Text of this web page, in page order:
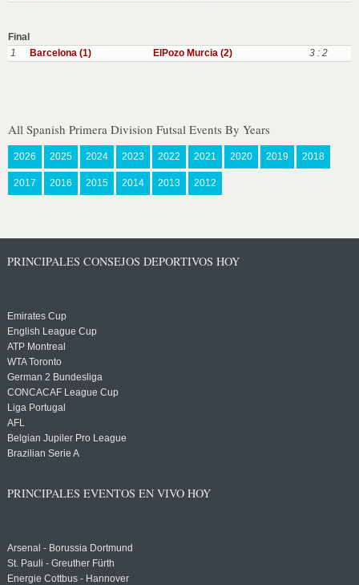
Final
1
Barcelona (1) ElPozo Murcia (2) 3 : 2
All Spanish Primera Division Futsal Events By Years
2026 2025 2024 2023 2022 2021 2020 2019 2018
2017 2016 2015 2014 2013 2012
PRINCIPALES CONSEJOS DEPORTIVOS HOY
Emirates Cup
English League Cup
ATP Montreal
WTA Toronto
German 2 Bundesliga
CONCACAF League Cup
Liga Portugal
AFL
Belgian Jupiler Pro League
Brazilian Serie A
PRINCIPALES EVENTOS EN VIVO HOY
Arsenal - Borussia Dortmund
St. Pauli - Greuther Fürth
Energie Cottbus - Hannover